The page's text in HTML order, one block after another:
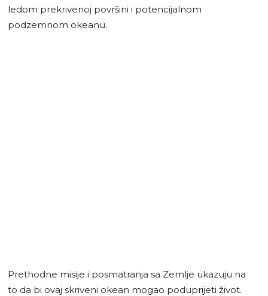
ledom prekrivenoj površini i potencijalnom
podzemnom okeanu.
Prethodne misije i posmatranja sa Zemlje ukazuju na
to da bi ovaj skriveni okean mogao poduprijeti život.